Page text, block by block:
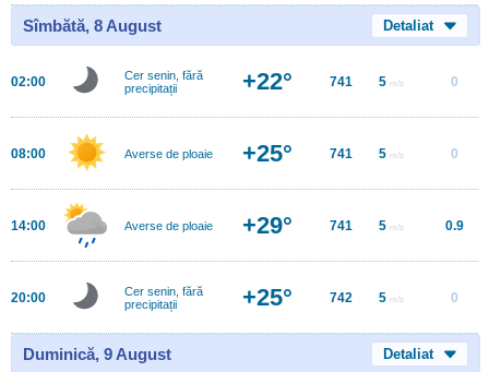
Sîmbătă, 8 August Detaliat
02:00
Cer senin, fără
precipitații
+22° 741 5 m/s 0
08:00 Averse de ploaie +25° 741 5 m/s 0
14:00 Averse de ploaie +29° 741 5 m/s 0.9
20:00
Cer senin, fără
precipitații
+25° 742 5 m/s 0
Duminică, 9 August Detaliat